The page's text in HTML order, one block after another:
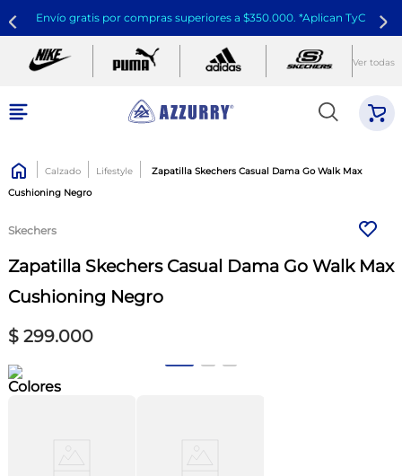
Envío gratis por compras superiores a $350.000. *Aplican TyC
Ver todas
Calzado Lifestyle
Zapatilla Skechers Casual Dama Go Walk Max
Cushioning Negro
Skechers
Zapatilla Skechers Casual Dama Go Walk Max
Cushioning Negro
$ 299.000
Colores